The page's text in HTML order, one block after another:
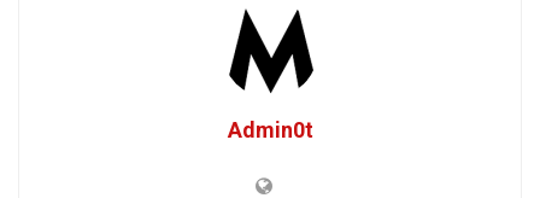
Admin0t